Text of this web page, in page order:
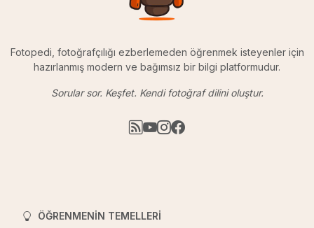
Fotopedi, fotoğrafçılığı ezberlemeden öğrenmek isteyenler için
hazırlanmış modern ve bağımsız bir bilgi platformudur.
Sorular sor. Keşfet. Kendi fotoğraf dilini oluştur.
ÖĞRENMENIN TEMELLERI